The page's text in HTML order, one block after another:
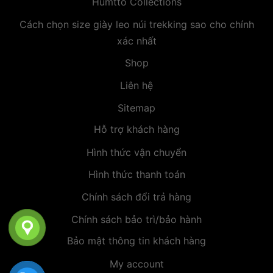
Cách chọn size giày leo núi trekking sao cho chính
xác nhất
Shop
Liên hệ
Sitemap
Hỗ trợ khách hàng
Hình thức vận chuyển
Hình thức thanh toán
Chính sách đổi trả hàng
Chính sách bảo trì/bảo hành
Bảo mật thông tin khách hàng
My account